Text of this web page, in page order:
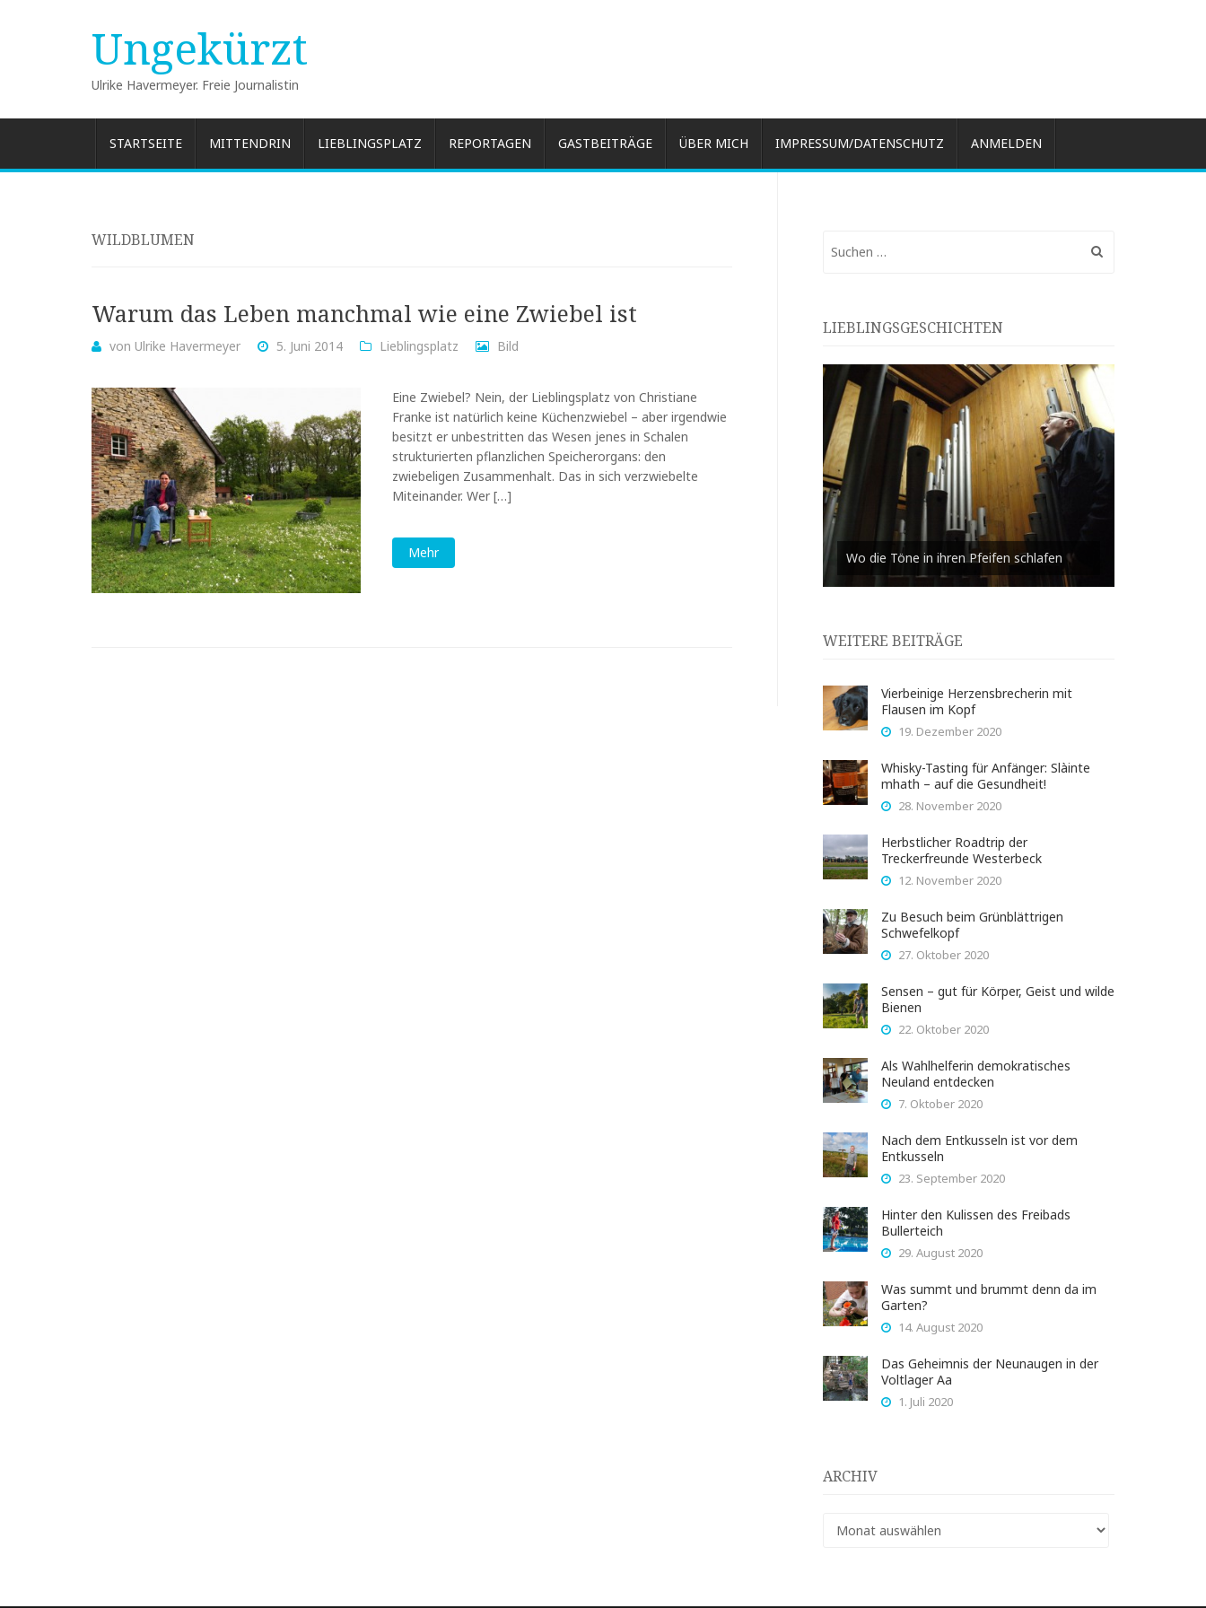
Ungekürzt
Ulrike Havermeyer. Freie Journalistin
content
STARTSEITE MITTENDRIN LIEBLINGSPLATZ REPORTAGEN GASTBEITRÄGE ÜBER MICH IMPRESSUM/DATENSCHUTZ ANMELDEN
WILDBLUMEN
Warum das Leben manchmal wie eine Zwiebel ist
von Ulrike Havermeyer 5. Juni 2014 Lieblingsplatz Bild
Eine Zwiebel? Nein, der Lieblingsplatz von Christiane
Franke ist natürlich keine Küchenzwiebel – aber irgendwie
besitzt er unbestritten das Wesen jenes in Schalen
strukturierten pflanzlichen Speicherorgans: den
zwiebeligen Zusammenhalt. Das in sich verzwiebelte
Miteinander. Wer […]
Mehr
nach:
LIEBLINGSGESCHICHTEN
Wo die Töne in ihren Pfeifen schlafen
WEITERE BEITRÄGE
Vierbeinige Herzensbrecherin mit
Flausen im Kopf
19. Dezember 2020
Whisky-Tasting für Anfänger: Slàinte
mhath – auf die Gesundheit!
28. November 2020
Herbstlicher Roadtrip der
Treckerfreunde Westerbeck
12. November 2020
Zu Besuch beim Grünblättrigen
Schwefelkopf
27. Oktober 2020
Sensen – gut für Körper, Geist und wilde
Bienen
22. Oktober 2020
Als Wahlhelferin demokratisches
Neuland entdecken
7. Oktober 2020
Nach dem Entkusseln ist vor dem
Entkusseln
23. September 2020
Hinter den Kulissen des Freibads
Bullerteich
29. August 2020
Was summt und brummt denn da im
Garten?
14. August 2020
Das Geheimnis der Neunaugen in der
Voltlager Aa
1. Juli 2020
ARCHIV